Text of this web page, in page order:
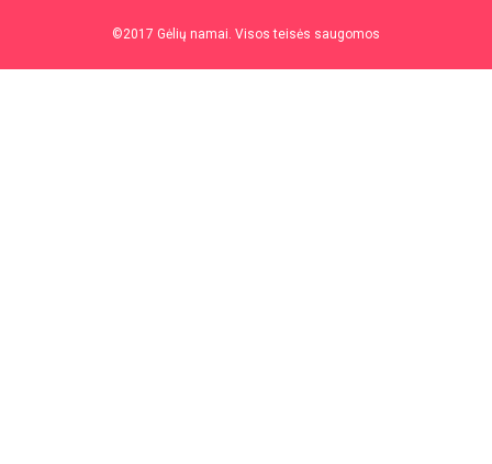
©2017 Gėlių namai. Visos teisės saugomos